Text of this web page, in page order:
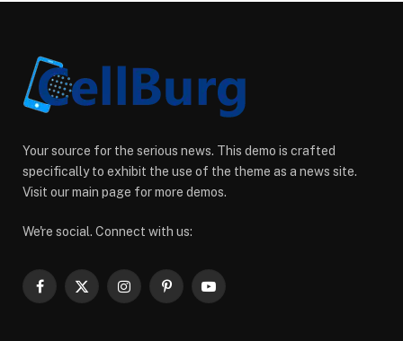
Your source for the serious news. This demo is crafted
specifically to exhibit the use of the theme as a news site.
Visit our main page for more demos.
We're social. Connect with us:
Facebook
X
InstagramPinterestYouTube